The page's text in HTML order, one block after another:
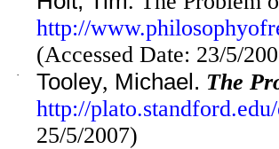
http://
(Accessed Date: 23/5/
· Tooley, Michael. The
http://
25/5/2007)